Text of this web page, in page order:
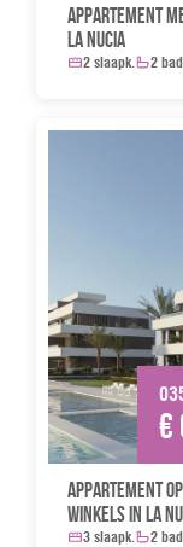
Appartement
La Nucia
2 slaapk. 2
€
Appartement
winkels in La
3 slaapk. 2